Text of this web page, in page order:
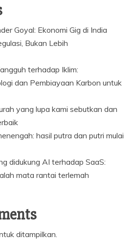
Goyal: Ekonomi Gig di India
Bukan Lebih
terhadap Iklim:
dan Pembiayaan Karbon untuk
yang lupa kami sebutkan dan
hasil putra dan putri mulai
didukung AI terhadap SaaS:
mata rantai terlemah
ditampilkan.